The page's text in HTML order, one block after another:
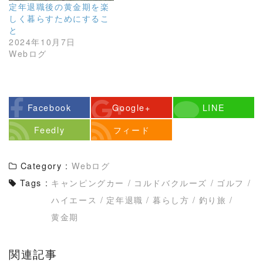
定年退職後の黄金期を楽
しく暮らすためにするこ
と
2024年10月7日
Webログ
Facebook Google+
LINE
Feedly
フィード
Category : Webログ
Tags : キャンピングカー / コルドバクルーズ / ゴルフ /
ハイエース / 定年退職 / 暮らし方 / 釣り旅 /
黄金期
関連記事